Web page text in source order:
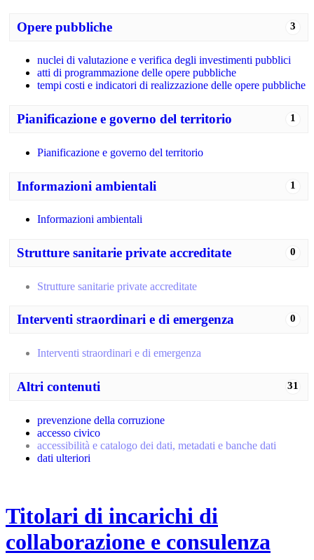
3
Opere pubbliche
nuclei di valutazione e verifica degli investimenti pubblici
atti di programmazione delle opere pubbliche
tempi costi e indicatori di realizzazione delle opere pubbliche
1
Pianificazione e governo del territorio
Pianificazione e governo del territorio
1
Informazioni ambientali
Informazioni ambientali
0
Strutture sanitarie private accreditate
Strutture sanitarie private accreditate
0
Interventi straordinari e di emergenza
Interventi straordinari e di emergenza
31
Altri contenuti
prevenzione della corruzione
accesso civico
accessibilità e catalogo dei dati, metadati e banche dati
dati ulteriori
Titolari di incarichi di
collaborazione e consulenza